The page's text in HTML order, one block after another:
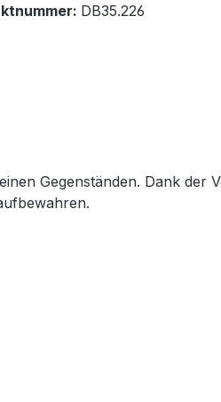
DB35.226
Gegenständen. Dank der